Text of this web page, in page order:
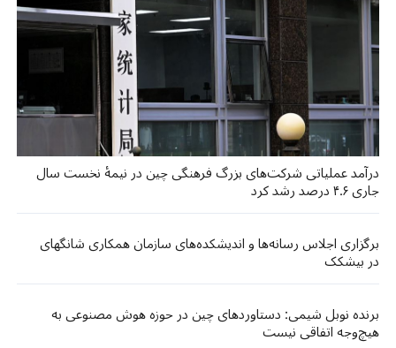
درآمد عملیاتی شرکت‌های بزرگ فرهنگی چین در نیمهٔ نخست سال
جاری ۴.۶ درصد رشد کرد
برگزاری اجلاس رسانه‌ها و اندیشکده‌های سازمان همکاری شانگهای
در بیشکک
برنده نوبل شیمی: دستاوردهای چین در حوزه هوش مصنوعی به
هیچ‌وجه اتفاقی نیست